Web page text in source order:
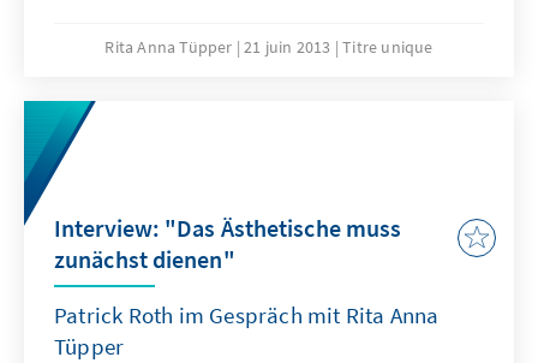
sondern – im Gegenteil – durch eine
christlicher Gedanken.
Rita Anna Tüpper 21 juin 2013 Titre unique
Interview: "Das Ästhetische muss
zunächst dienen"
Patrick Roth im Gespräch mit Rita Anna
Tüpper